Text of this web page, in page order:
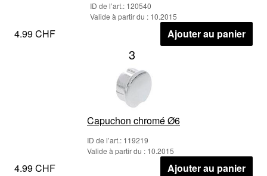
ID de l’art.: 120540
Valide à partir du : 10.2015
4.99 CHF Ajouter au panier
3
Capuchon chromé Ø6
ID de l’art.: 119219
Valide à partir du : 10.2015
4.99 CHF Ajouter au panier